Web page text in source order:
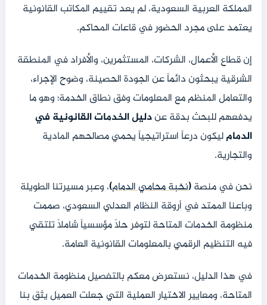
المملكة العربية السعودية، لم يعد تقييم المكاتب القانونية
يعتمد على مجرد الحضور في قاعات المحاكم.
إن قطاع الأعمال، الشركات، المستثمرين، والأفراد في المنطقة
الشرقية يبحثون دائماً عن الجودة الحصينة، وضوح الإجراء،
والتعامل المنظم مع المعلومات وفق نطاق الخدمة؛ وهو ما
يدفعهم للبحث بدقة عندليل الخدمات القانونية في
الدمامليكون درعاً استراتيجياً يحمي مصالحهم المادية
والتجارية.
نحن في منصة(نخبة محامي الدمام)، وعبر مسيرتنا الطويلة
وباعنا الممتد في أروقة النظام العدلي السعودي، صممت
منظومة الخدمات المتاحة لتوفر حلاً مؤسسياً شاملاً تلتقي
فيه التنظيم الرقمي بالمعلومات القانونية العامة.
في هذا الدليل، نستعرض معكم بالتفصيل منظومة الخدمات
المتاحة، ومعايير الاختيار العملية التي جعلت العميل يثق بنا